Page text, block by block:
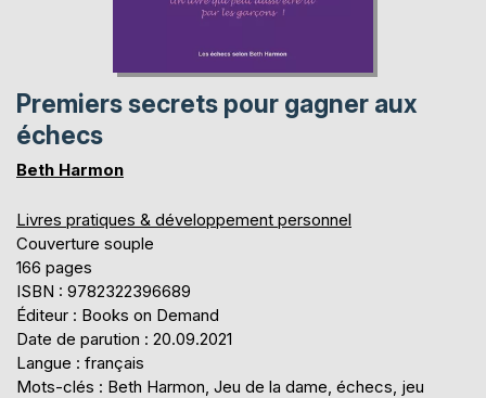
Premiers secrets pour gagner aux
échecs
Beth Harmon
Livres pratiques & développement personnel
Couverture souple
166 pages
ISBN : 9782322396689
Éditeur : Books on Demand
Date de parution : 20.09.2021
Langue : français
Mots-clés : Beth Harmon, Jeu de la dame, échecs, jeu